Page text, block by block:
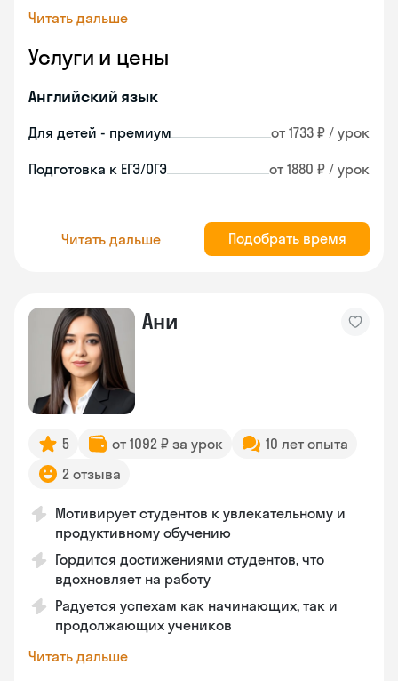
Читать дальше
Услуги и цены
Английский язык
Для детей - премиум от 1733 ₽ / урок
Подготовка к ЕГЭ/ОГЭ от 1880 ₽ / урок
Читать дальше Подобрать время
Ани
5 от 1092 ₽ за урок
10 лет опыта
2 отзыва
Мотивирует студентов к увлекательному и
продуктивному обучению
Гордится достижениями студентов, что
вдохновляет на работу
Радуется успехам как начинающих, так и
продолжающих учеников
Читать дальше